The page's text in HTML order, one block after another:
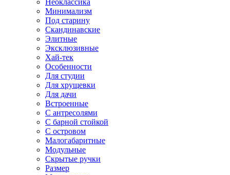
Неоклассика
Минимализм
Под старину
Скандинавские
Элитные
Эксклюзивные
Хай-тек
Особенности
Для студии
Для хрущевки
Для дачи
Встроенные
С антресолями
С барной стойкой
С островом
Малогабаритные
Модульные
Скрытые ручки
Размер